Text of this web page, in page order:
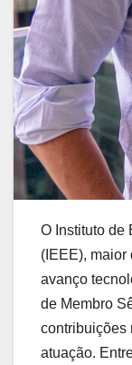
O Instituto de
(IEEE),
avanço
de Membro
contribuições
atuação.